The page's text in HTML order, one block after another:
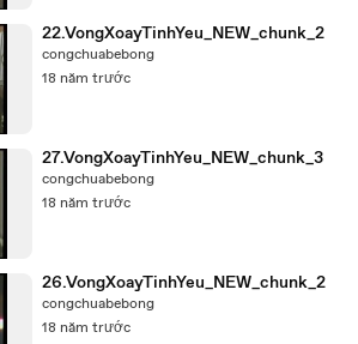
22.VongXoayTinhYeu_NEW_chunk_2
congchuabebong
18 năm trước
27.VongXoayTinhYeu_NEW_chunk_3
congchuabebong
18 năm trước
26.VongXoayTinhYeu_NEW_chunk_2
congchuabebong
18 năm trước